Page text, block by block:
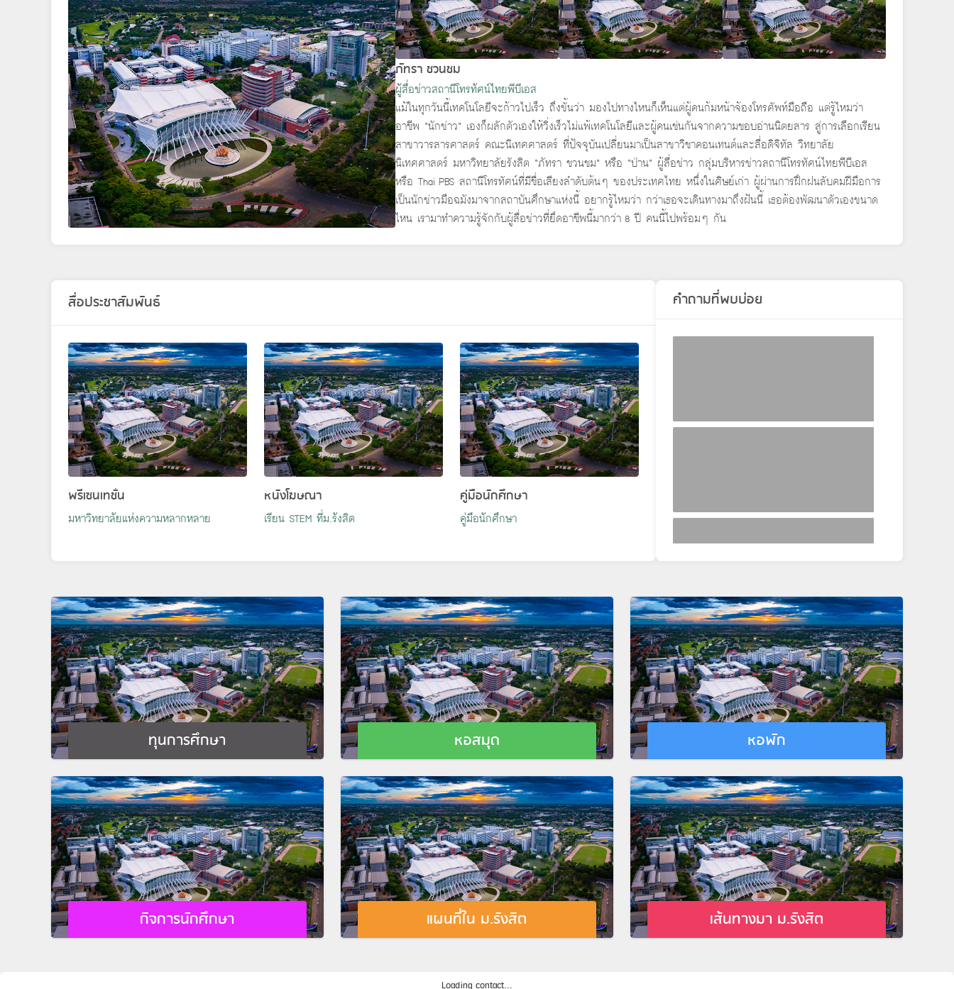
ภัทรา ชวนชม
ผู้สื่อข่าวสถานีโทรทัศน์ไทยพีบีเอส
แม้ในทุกวันนี้เทคโนโลยีจะก้าวไปเร็ว ถึงขั้นว่า มองไปทางไหนก็เห็นแต่ผู้คนก้มหน้าจ้องโทรศัพท์มือถือ แต่รู้ไหมว่า
อาชีพ “นักข่าว” เองก็ผลักตัวเองให้วิ่งเร็วไม่แพ้เทคโนโลยีและผู้คนเช่นกันจากความชอบอ่านนิตยสาร สู่การเลือกเรียน
สาขาวารสารศาสตร์ คณะนิเทศศาสตร์ ที่ปัจจุบันเปลี่ยนมาเป็นสาขาวิชาคอนเทนต์และสื่อดิจิทัล วิทยาลัย
นิเทศศาสตร์ มหาวิทยาลัยรังสิต “ภัทรา ชวนชม” หรือ “ป่าน” ผู้สื่อข่าว กลุ่มบริหารข่าวสถานีโทรทัศน์ไทยพีบีเอส
หรือ Thai PBS สถานีโทรทัศน์ที่มีชื่อเสียงลำดับต้นๆ ของประเทศไทย หนึ่งในศิษย์เก่า ผู้ผ่านการฝึกฝนลับคมฝีมือการ
เป็นนักข่าวมือฉมังมาจากสถาบันศึกษาแห่งนี้ อยากรู้ไหมว่า กว่าเธอจะเดินทางมาถึงฝันนี้ เธอต้องพัฒนาตัวเองขนาด
ไหน เรามาทำความรู้จักกับผู้สื่อข่าวที่ยึดอาชีพนี้มากว่า 8 ปี คนนี้ไปพร้อมๆ กัน
สื่อประชาสัมพันธ์
พรีเซนเทชั่น
มหาวิทยาลัยแห่งความหลากหลาย
หนังโฆษณา
เรียน STEM ที่ม.รังสิต
คู่มือนักศึกษา
คู่มือนักศึกษา
คำถามที่พบบ่อย
ทุนการศึกษา หอสมุด หอพัก
กิจการนักศึกษา แผนที่ใน ม.รังสิต เส้นทางมา ม.รังสิต